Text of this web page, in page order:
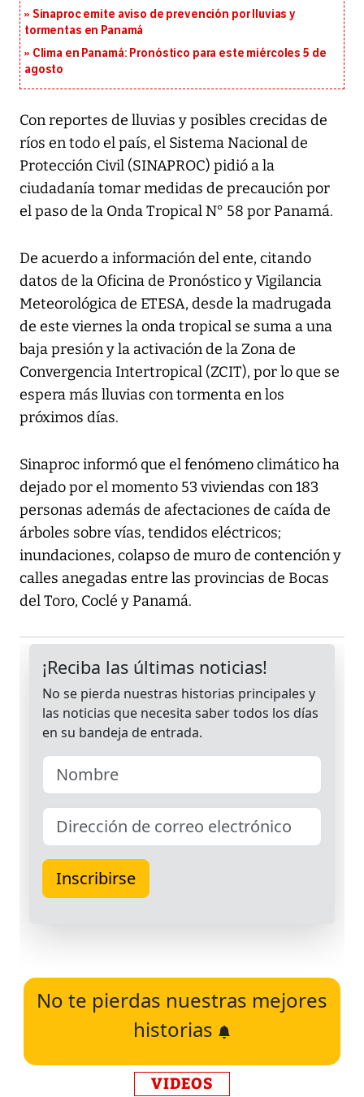
Sinaproc emite aviso de prevención por lluvias y
tormentas en Panamá
Clima en Panamá: Pronóstico para este miércoles 5 de
agosto
Con reportes de lluvias y posibles crecidas de
ríos en todo el país, el Sistema Nacional de
Protección Civil (SINAPROC) pidió a la
ciudadanía tomar medidas de precaución por
el paso de la Onda Tropical N° 58 por Panamá.
De acuerdo a información del ente, citando
datos de la Oficina de Pronóstico y Vigilancia
Meteorológica de ETESA, desde la madrugada
de este viernes la onda tropical se suma a una
baja presión y la activación de la Zona de
Convergencia Intertropical (ZCIT), por lo que se
espera más lluvias con tormenta en los
próximos días.
Sinaproc informó que el fenómeno climático ha
dejado por el momento 53 viviendas con 183
personas además de afectaciones de caída de
árboles sobre vías, tendidos eléctricos;
inundaciones, colapso de muro de contención y
calles anegadas entre las provincias de Bocas
del Toro, Coclé y Panamá.
No te pierdas nuestras mejores
historias
VIDEOS